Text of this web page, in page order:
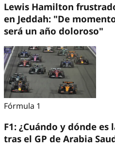
Lewis Hamilton
en Jeddah: "De
será un año doloroso"
Fórmula 1
F1: ¿Cuándo y dónde
tras el GP de Arabia